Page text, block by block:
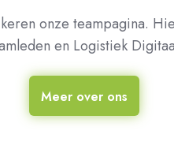
onze teampagina.
en Logistiek
Meer over ons